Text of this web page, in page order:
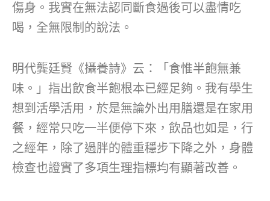
傷身。我實在無法認同斷食過後可以盡情吃
喝，全無限制的說法。
明代龔廷賢《攝養詩》云：「食惟半飽無兼
味。」指出飲食半飽根本已經足夠。我有學生
想到活學活用，於是無論外出用膳還是在家用
餐，經常只吃一半便停下來，飲品也如是，行
之經年，除了過胖的體重穩步下降之外，身體
檢查也證實了多項生理指標均有顯著改善。